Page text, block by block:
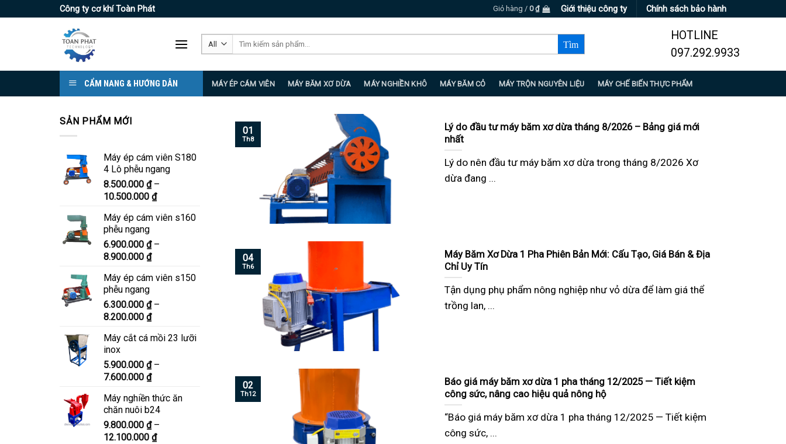
to
Công ty cơ khí Toàn Phát Giỏ hàng / 0₫ Giới thiệu công ty Chính sách bảo hành
Tìm
HOTLINE
097.292.9933
CẨM NANG & HƯỚNG DẪN MÁY ÉP CÁM VIÊN MÁY BĂM XƠ DỪA MÁY NGHIỀN KHÔ MÁY BĂM CỎ MÁY TRỘN NGUYÊN LIỆU MÁY CHẾ BIẾN THỰC PHẨM
SẢN PHẨM MỚI
Máy ép cám viên S180
4 Lô phễu ngang
8.500.000 ₫ –
10.500.000 ₫Khoảng
từ
đến
Máy ép cám viên s160
phễu ngang
6.900.000 ₫ –
8.900.000 ₫Khoảng
từ
đến
8.900.000 ₫
Máy ép cám viên s150
phễu ngang
6.300.000 ₫ –
8.200.000 ₫Khoảng
từ
đến
8.200.000 ₫
Máy cắt cá mồi 23 lưỡi
inox
5.900.000 ₫ –
7.600.000 ₫Khoảng
từ
5.900.000 ₫
đến
7.600.000 ₫
Máy nghiền thức ăn
chăn nuôi b24
9.800.000 ₫ –
12.100.000 ₫Khoảng
Lý do đầu tư máy băm xơ dừa tháng 8/2026 – Bảng giá mới
nhất
Lý do nên đầu tư máy băm xơ dừa trong tháng 8/2026 Xơ
dừa đang ...
01
Th8
Máy Băm Xơ Dừa 1 Pha Phiên Bản Mới: Cấu Tạo, Giá Bán & Địa
Chỉ Uy Tín
Tận dụng phụ phẩm nông nghiệp như vỏ dừa để làm giá thể
trồng lan, ...
04
Th6
Báo giá máy băm xơ dừa 1 pha tháng 12/2025 — Tiết kiệm
công sức, nâng cao hiệu quả nông hộ
“Báo giá máy băm xơ dừa 1 pha tháng 12/2025 — Tiết kiệm
công sức, ...
02
Th12